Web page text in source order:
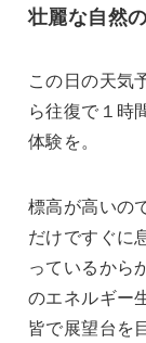
壮麗な自然
この日の天気
ら往復で１時
体験を。
標高が高いの
だけですぐに
っているから
のエネルギー
皆で展望台を